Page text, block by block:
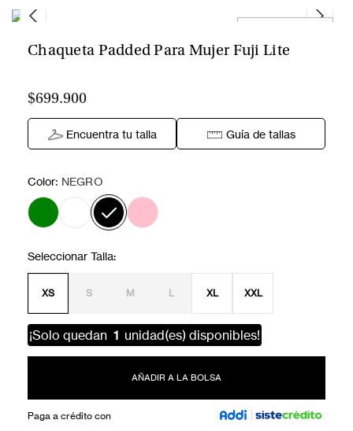
Chaqueta Padded Para Mujer Fuji Lite
$699.900
Encuentra tu talla Guía de tallas
Color: NEGRO
XS S M L XL XXL
¡Solo quedan 1 unidad(es) disponibles!
AÑADIR A LA BOLSA
Paga a crédito con